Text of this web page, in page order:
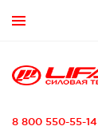

8 800 550-55-14